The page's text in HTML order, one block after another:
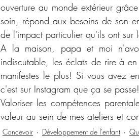
ouverture au monde extérieur
soin, répond aux besoins de son
de l'impact particulier qu'ils ont sur
A la maison, papa et moi
indiscutable, les éclats de rire à
manifestes le plus! Si vous avez
c'est sur Instagram que ça se
Valoriser les compétences
valeur au sein de mes ateliers et
Concevoir Développement de l'enfant